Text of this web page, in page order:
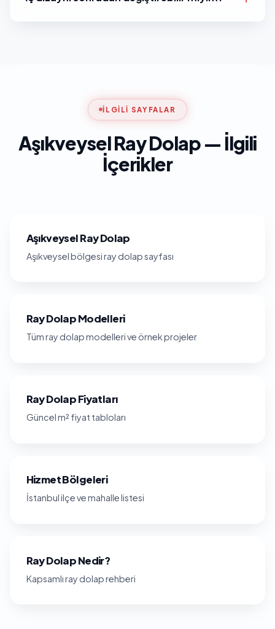
İLGILI SAYFALAR
Aşıkveysel Ray Dolap — İlgili
İçerikler
Aşıkveysel Ray Dolap
Aşıkveysel bölgesi ray dolap sayfası
Ray Dolap Modelleri
Tüm ray dolap modelleri ve örnek projeler
Ray Dolap Fiyatları
Güncel m² fiyat tabloları
Hizmet Bölgeleri
İstanbul ilçe ve mahalle listesi
Ray Dolap Nedir?
Kapsamlı ray dolap rehberi